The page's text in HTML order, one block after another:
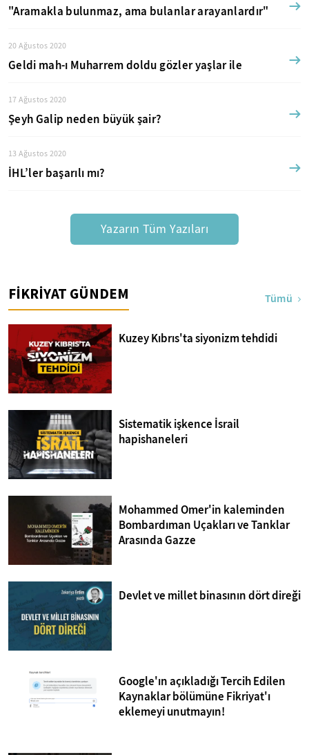
"Aramakla bulunmaz, ama bulanlar arayanlardır"
20 Ağustos 2020
Geldi mah-ı Muharrem doldu gözler yaşlar ile
17 Ağustos 2020
Şeyh Galip neden büyük şair?
13 Ağustos 2020
İHL’ler başarılı mı?
Yazarın Tüm Yazıları
FİKRİYAT GÜNDEM Tümü
Kuzey Kıbrıs'ta siyonizm tehdidi
Sistematik işkence İsrail
hapishaneleri
Mohammed Omer'in kaleminden
Bombardıman Uçakları ve Tanklar
Arasında Gazze
Devlet ve millet binasının dört direği
Google'ın açıkladığı Tercih Edilen
Kaynaklar bölümüne Fikriyat'ı
eklemeyi unutmayın!